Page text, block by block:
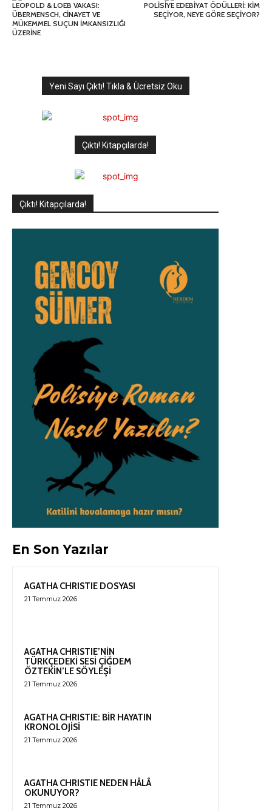
LEOPOLD & LOEB VAKASI:
ÜBERMENSCH, CİNAYET VE
MÜKEMMEL SUÇUN İMKANSIZLIĞI
ÜZERİNE
POLİSİYE EDEBİYAT ÖDÜLLERİ: KİM
SEÇİYOR, NEYE GÖRE SEÇİYOR?
Yeni Sayı Çıktı! Tıkla & Ücretsiz Oku
Çıktı! Kitapçılarda!
Çıktı! Kitapçılarda!
En Son Yazılar
AGATHA CHRISTIE DOSYASI
21 Temmuz 2026
AGATHA CHRISTIE’NİN
TÜRKÇEDEKİ SESİ ÇİĞDEM
ÖZTEKİN’LE SÖYLEŞİ
21 Temmuz 2026
AGATHA CHRISTIE: BİR HAYATIN
KRONOLOJİSİ
21 Temmuz 2026
AGATHA CHRISTIE NEDEN HÂLÂ
OKUNUYOR?
21 Temmuz 2026